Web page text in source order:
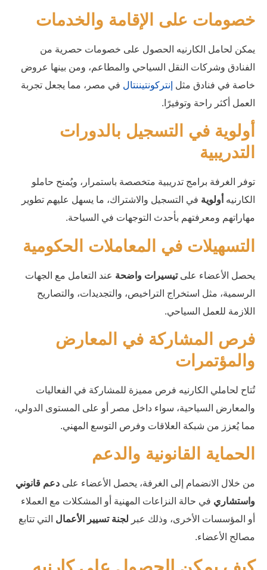
خصومات على الإقامة والخدمات
يمكن لحامل الكارنيه الحصول على خصومات حصرية من
الفنادق وشركات النقل السياحي والمطاعم، ومن بينها عروض
خاصة في فنادق مثل إنتركونتيننتال في مصر، مما يجعل تجربة
العمل أكثر راحة وتوفيرًا.
أولوية في التسجيل بالدورات
التدريبية
توفر الغرفة برامج تدريبية متخصصة باستمرار، ويُمنح حاملو
الكارنيه أولوية في التسجيل والاشتراك، ما يسهل عليهم تطوير
مهاراتهم ومعرفتهم بأحدث التوجهات في السياحة.
التسهيلات في المعاملات الحكومية
يحصل الأعضاء علىتيسيرات واضحة عند التعامل مع الجهات
الرسمية، مثل استخراج التراخيص، والتجديدات، والتصاريح
اللازمة للعمل السياحي.
فرص المشاركة في المعارض
والمؤتمرات
تُتاح لحاملي الكارنيه فرص مميزة للمشاركة في الفعاليات
والمعارض السياحية، سواء داخل مصر أو على المستوى الدولي،
مما يُعزز من شبكة العلاقات وفرص التوسع المهني.
الحماية القانونية والدعم
من خلال الانضمام إلى الغرفة، يحصل الأعضاء على دعم قانوني
واستشاري في حالة النزاعات المهنية أو المشكلات مع العملاء
أو المؤسسات الأخرى، وذلك عبر لجنة تسيير الأعمال التي تتابع
مصالح الأعضاء.